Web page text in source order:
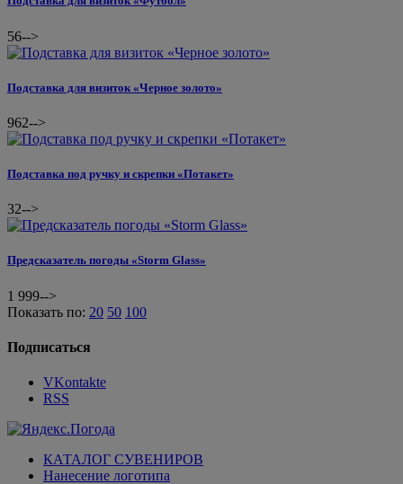
56-->
Подставка для визиток «Черное золото»
962-->
Подставка под ручку и скрепки «Потакет»
32-->
Предсказатель погоды «Storm Glass»
1 999-->
Показать по: 20 50 100
Подписаться
VKontakte
RSS
КАТАЛОГ СУВЕНИРОВ
Нанесение логотипа